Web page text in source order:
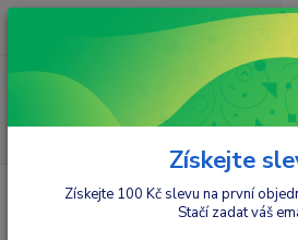
Autosedačky 40 - 105cm
Získejte
Získejte 100 Kč slevu na první
Stačí zadat váš